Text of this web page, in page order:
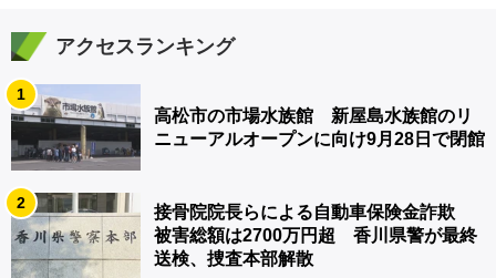
アクセスランキング
1
高松市の市場水族館 新屋島水族館のリ
ニューアルオープンに向け9月28日で閉館
2
接骨院院長らによる自動車保険金詐欺
被害総額は2700万円超 香川県警が最終
送検、捜査本部解散